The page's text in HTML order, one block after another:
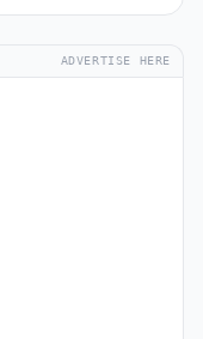
ADVERTISE HERE